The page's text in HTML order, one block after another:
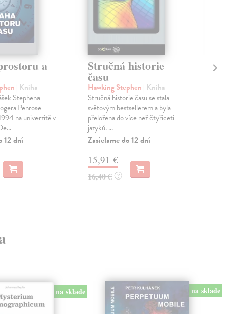
a
| Kniha
Stephena
Penrose
na univerzitě v
12 dní
Stručná historie
času
Hawking Stephen | Kniha
Stručná historie času se stala
světovým bestsellerem a byla
přeložena do více než čtyřiceti
jazyků. ...
Zasielame do 12 dní
15,91 €
16,40 € ?
na sklade na sklade